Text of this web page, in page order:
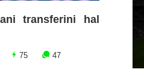
transferini hal
75 47